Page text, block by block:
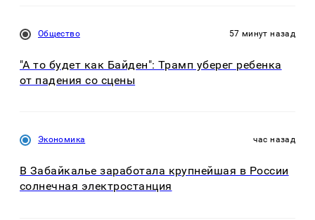
Общество 57 минут назад
"А то будет как Байден": Трамп уберег ребенка
от падения со сцены
Экономика час назад
В Забайкалье заработала крупнейшая в России
солнечная электростанция